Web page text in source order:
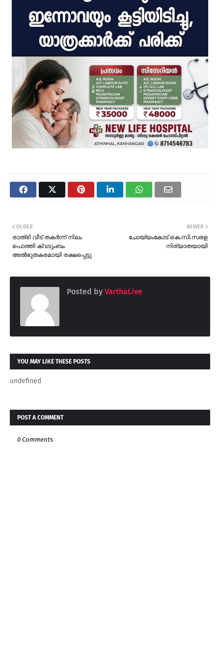
NEWER
ചോയ്യംകോട് കെ.സി.സരള
നിര്യാതയായി
OLDER
രാത്രി വീട് തകർന്ന് നിലം
പൊത്തി ക്വടുംബം
അൽഭുതകരമായി രക്ഷപ്പെട്ടു
Posted by VarthaLive
YOU MAY LIKE THESE POSTS
undefined
POST A COMMENT
0 Comments